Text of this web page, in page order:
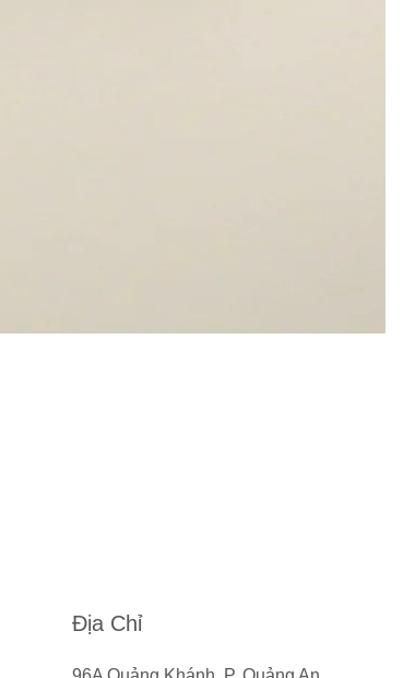
Địa Chỉ